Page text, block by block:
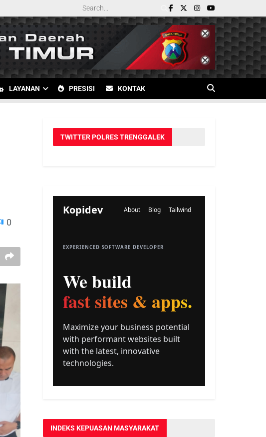
LAYANAN PRESISI KONTAK
0
TWITTER POLRES TRENGGALEK
INDEKS KEPUASAN MASYARAKAT